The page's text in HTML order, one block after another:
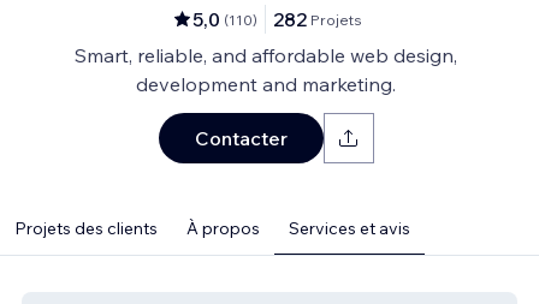
5,0 (110) 282 Projets
Smart, reliable, and affordable web design,
development and marketing.
Contacter
Projets des clients À propos Services et avis